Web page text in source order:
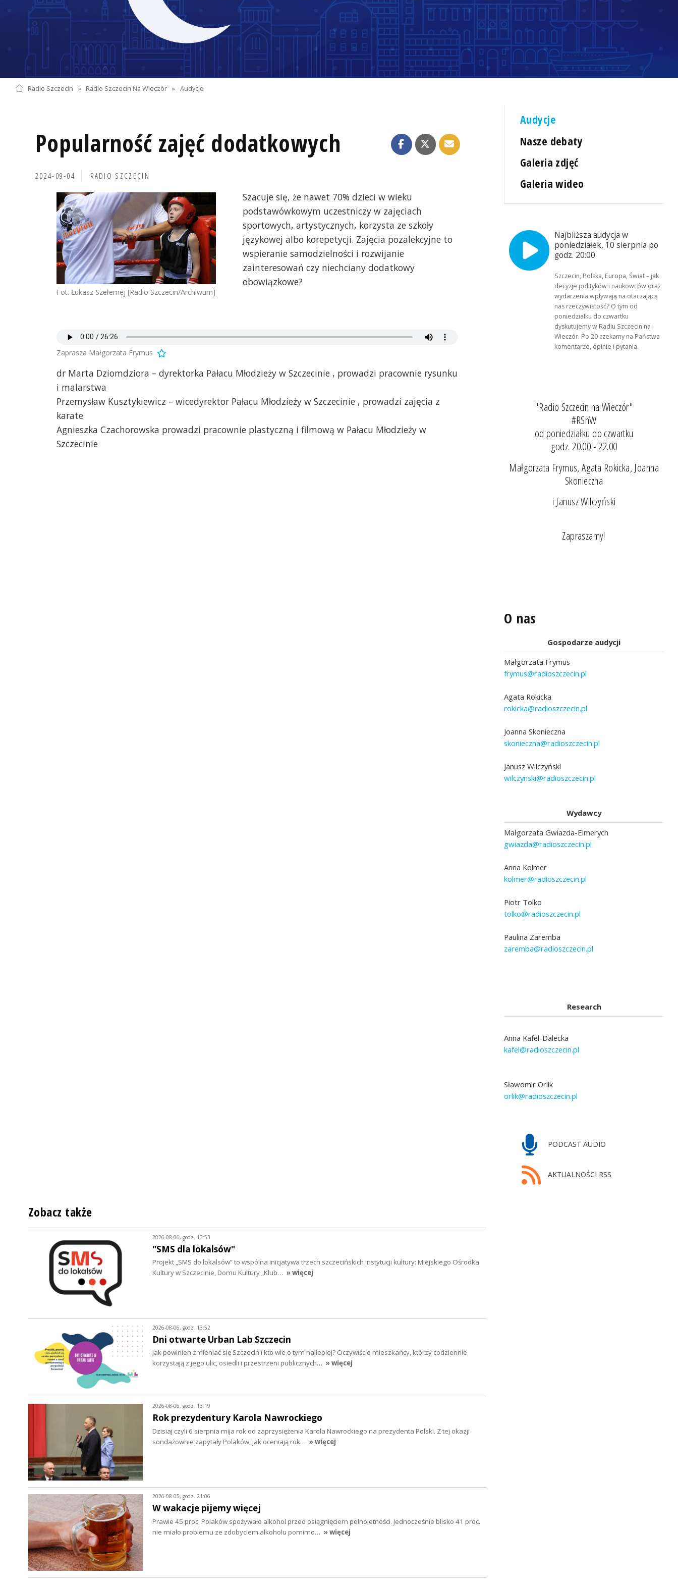
Radio Szczecin » Radio Szczecin Na Wieczór » Audycje
Popularność zajęć dodatkowych
2024-09-04 RADIO SZCZECIN
Fot. Łukasz Szełemej [Radio Szczecin/Archiwum]
Szacuje się, że nawet 70% dzieci w wieku
podstawówkowym uczestniczy w zajęciach
sportowych, artystycznych, korzysta ze szkoły
językowej albo korepetycji. Zajęcia pozalekcyjne to
wspieranie samodzielności i rozwijanie
zainteresowań czy niechciany dodatkowy
obowiązkowe?
Zaprasza Małgorzata Frymus
dr Marta Dziomdziora – dyrektorka Pałacu Młodzieży w Szczecinie , prowadzi pracownie rysunku
i malarstwa
Przemysław Kusztykiewicz – wicedyrektor Pałacu Młodzieży w Szczecinie , prowadzi zajęcia z
karate
Agnieszka Czachorowska prowadzi pracownie plastyczną i filmową w Pałacu Młodzieży w
Szczecinie
Audycje
Nasze debaty
Galeria zdjęć
Galeria wideo
Najbliższa audycja w
poniedziałek, 10 sierpnia po
godz. 20:00
Szczecin, Polska, Europa, Świat – jak
decyzje polityków i naukowców oraz
wydarzenia wpływają na otaczającą
nas rzeczywistość? O tym od
poniedziałku do czwartku
dyskutujemy w Radiu Szczecin na
Wieczór. Po 20 czekamy na Państwa
komentarze, opinie i pytania.
"Radio Szczecin na Wieczór"
#RSnW
od poniedziałku do czwartku
godz. 20.00 - 22.00
Małgorzata Frymus, Agata Rokicka, Joanna
Skonieczna
i Janusz Wilczyński
Zapraszamy!
O nas
Gospodarze audycji
Małgorzata Frymus
frymus@radioszczecin.pl
Agata Rokicka
rokicka@radioszczecin.pl
Joanna Skonieczna
skonieczna@radioszczecin.pl
Janusz Wilczyński
wilczynski@radioszczecin.pl
Wydawcy
Małgorzata Gwiazda-Elmerych
gwiazda@radioszczecin.pl
Anna Kolmer
kolmer@radioszczecin.pl
Piotr Tolko
tolko@radioszczecin.pl
Paulina Zaremba
zaremba@radioszczecin.pl
Research
Anna Kafel-Dalecka
kafel@radioszczecin.pl
Sławomir Orlik
orlik@radioszczecin.pl
PODCAST AUDIO
AKTUALNOŚCI RSS
Zobacz także
2026-08-06, godz. 13:53
"SMS dla lokalsów"
Projekt „SMS do lokalsów” to wspólna inicjatywa trzech szczecińskich instytucji kultury: Miejskiego Ośrodka
Kultury w Szczecinie, Domu Kultury „Klub… » więcej
2026-08-06, godz. 13:52
Dni otwarte Urban Lab Szczecin
Jak powinien zmieniać się Szczecin i kto wie o tym najlepiej? Oczywiście mieszkańcy, którzy codziennie
korzystają z jego ulic, osiedli i przestrzeni publicznych… » więcej
2026-08-06, godz. 13:19
Rok prezydentury Karola Nawrockiego
Dzisiaj czyli 6 sierpnia mija rok od zaprzysiężenia Karola Nawrockiego na prezydenta Polski. Z tej okazji
sondażownie zapytały Polaków, jak oceniają rok… » więcej
2026-08-05, godz. 21:06
W wakacje pijemy więcej
Prawie 45 proc. Polaków spożywało alkohol przed osiągnięciem pełnoletności. Jednocześnie blisko 41 proc.
nie miało problemu ze zdobyciem alkoholu pomimo… » więcej